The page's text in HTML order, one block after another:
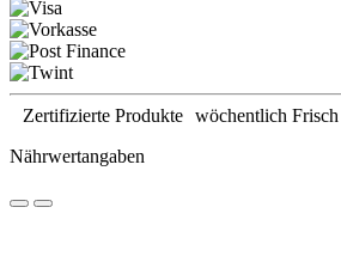
Zertifizierte Produkte wöchentlich Frisch
Nährwertangaben